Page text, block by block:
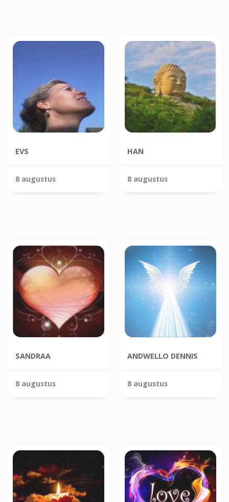
EVS
8 augustus
HAN
8 augustus
SANDRAA
8 augustus
ANDWELLO DENNIS
8 augustus